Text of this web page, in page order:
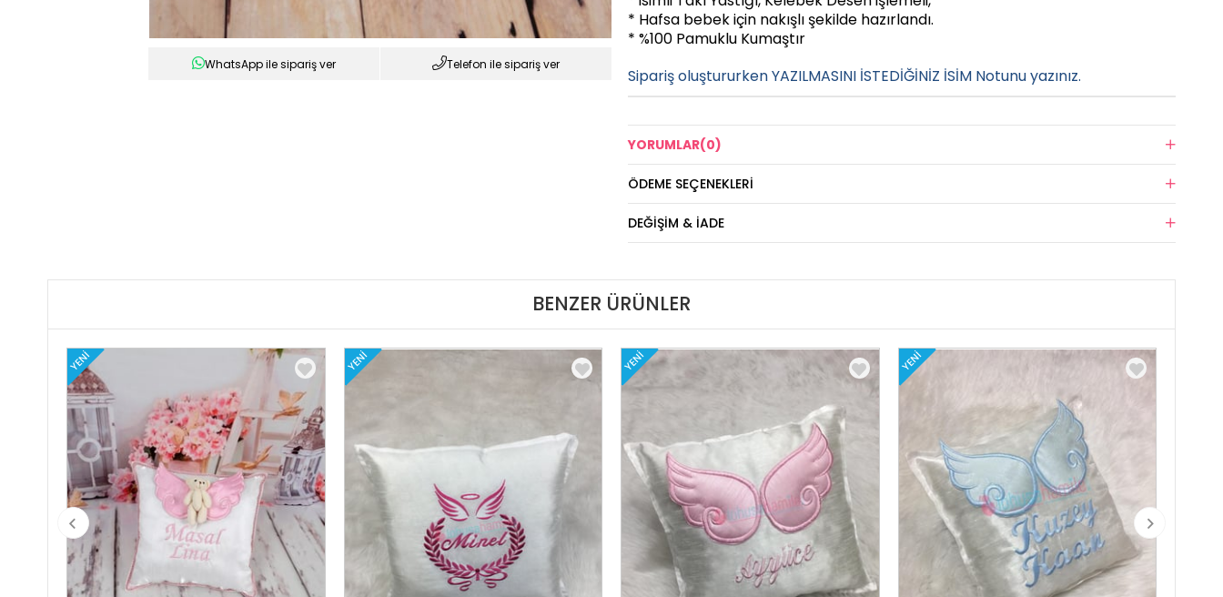
Telefon ile sipariş ver
WhatsApp ile sipariş ver
* Hafsa bebek için nakışlı şekilde hazırlandı.
* %100 Pamuklu Kumaştır
Sipariş oluştururken YAZILMASINI İSTEDİĞİNİZ İSİM Notunu yazınız.
YORUMLAR(0)
ÖDEME SEÇENEKLERI
DEĞIŞIM & İADE
BENZER ÜRÜNLER
YENI YENI YENI YENI